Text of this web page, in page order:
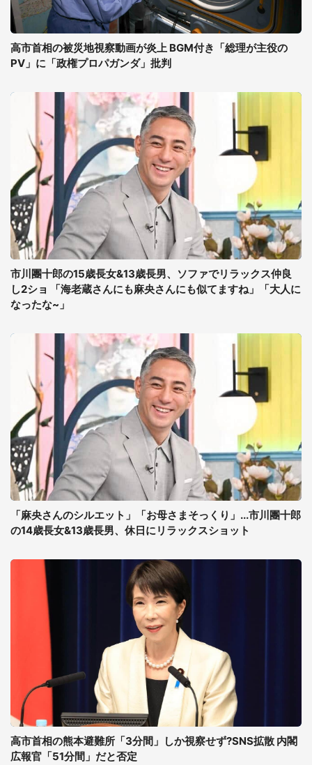
高市首相の被災地視察動画が炎上 BGM付き「総理が主役の
PV」に「政権プロパガンダ」批判
市川團十郎の15歳長女&13歳長男、ソファでリラックス仲良
し2ショ 「海老蔵さんにも麻央さんにも似てますね」「大人に
なったな~」
「麻央さんのシルエット」「お母さまそっくり」...市川團十郎
の14歳長女&13歳長男、休日にリラックスショット
高市首相の熊本避難所「3分間」しか視察せず?SNS拡散 内閣
広報官「51分間」だと否定